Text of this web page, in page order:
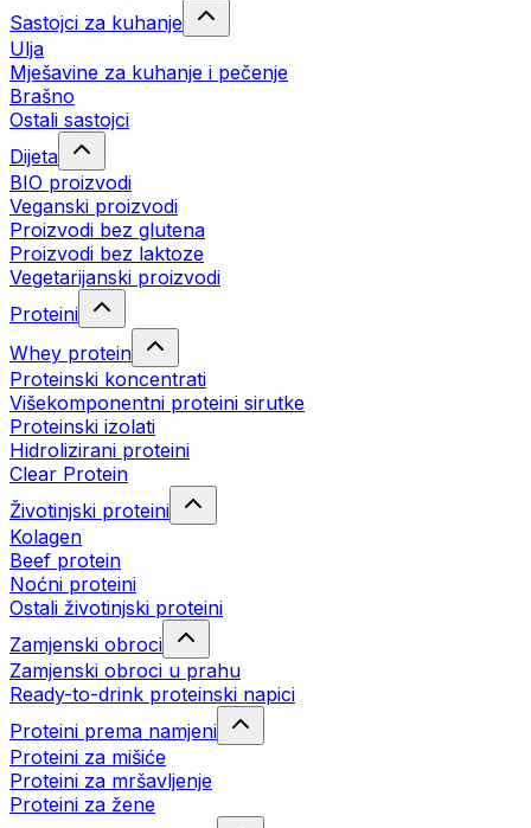
Sastojci za kuhanje
Ulja
Mješavine za kuhanje i pečenje
Brašno
Ostali sastojci
Dijeta
BIO proizvodi
Veganski proizvodi
Proizvodi bez glutena
Proizvodi bez laktoze
Vegetarijanski proizvodi
Proteini
Whey protein
Proteinski koncentrati
Višekomponentni proteini sirutke
Proteinski izolati
Hidrolizirani proteini
Clear Protein
Životinjski proteini
Kolagen
Beef protein
Noćni proteini
Ostali životinjski proteini
Zamjenski obroci
Zamjenski obroci u prahu
Ready-to-drink proteinski napici
Proteini prema namjeni
Proteini za mišiće
Proteini za mršavljenje
Proteini za žene